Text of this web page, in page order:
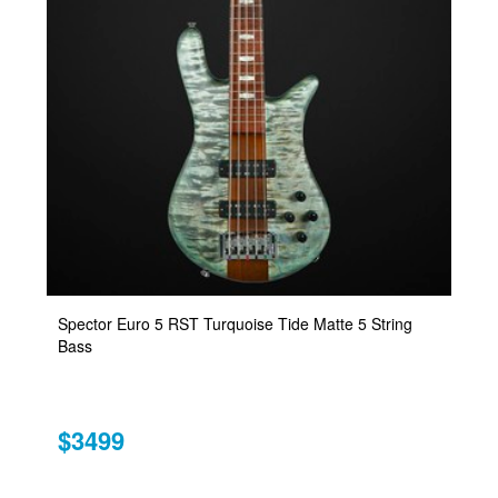
Spector Euro 5 RST Turquoise Tide Matte 5 String
Bass
$3499